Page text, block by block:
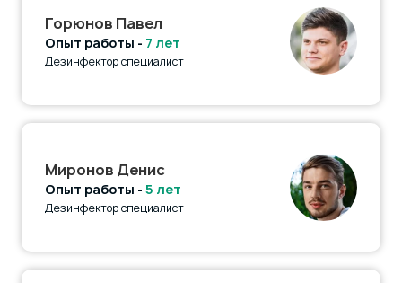
Горюнов Павел
Опыт работы - 7 лет
Дезинфектор специалист
Миронов Денис
Опыт работы - 5 лет
Дезинфектор специалист